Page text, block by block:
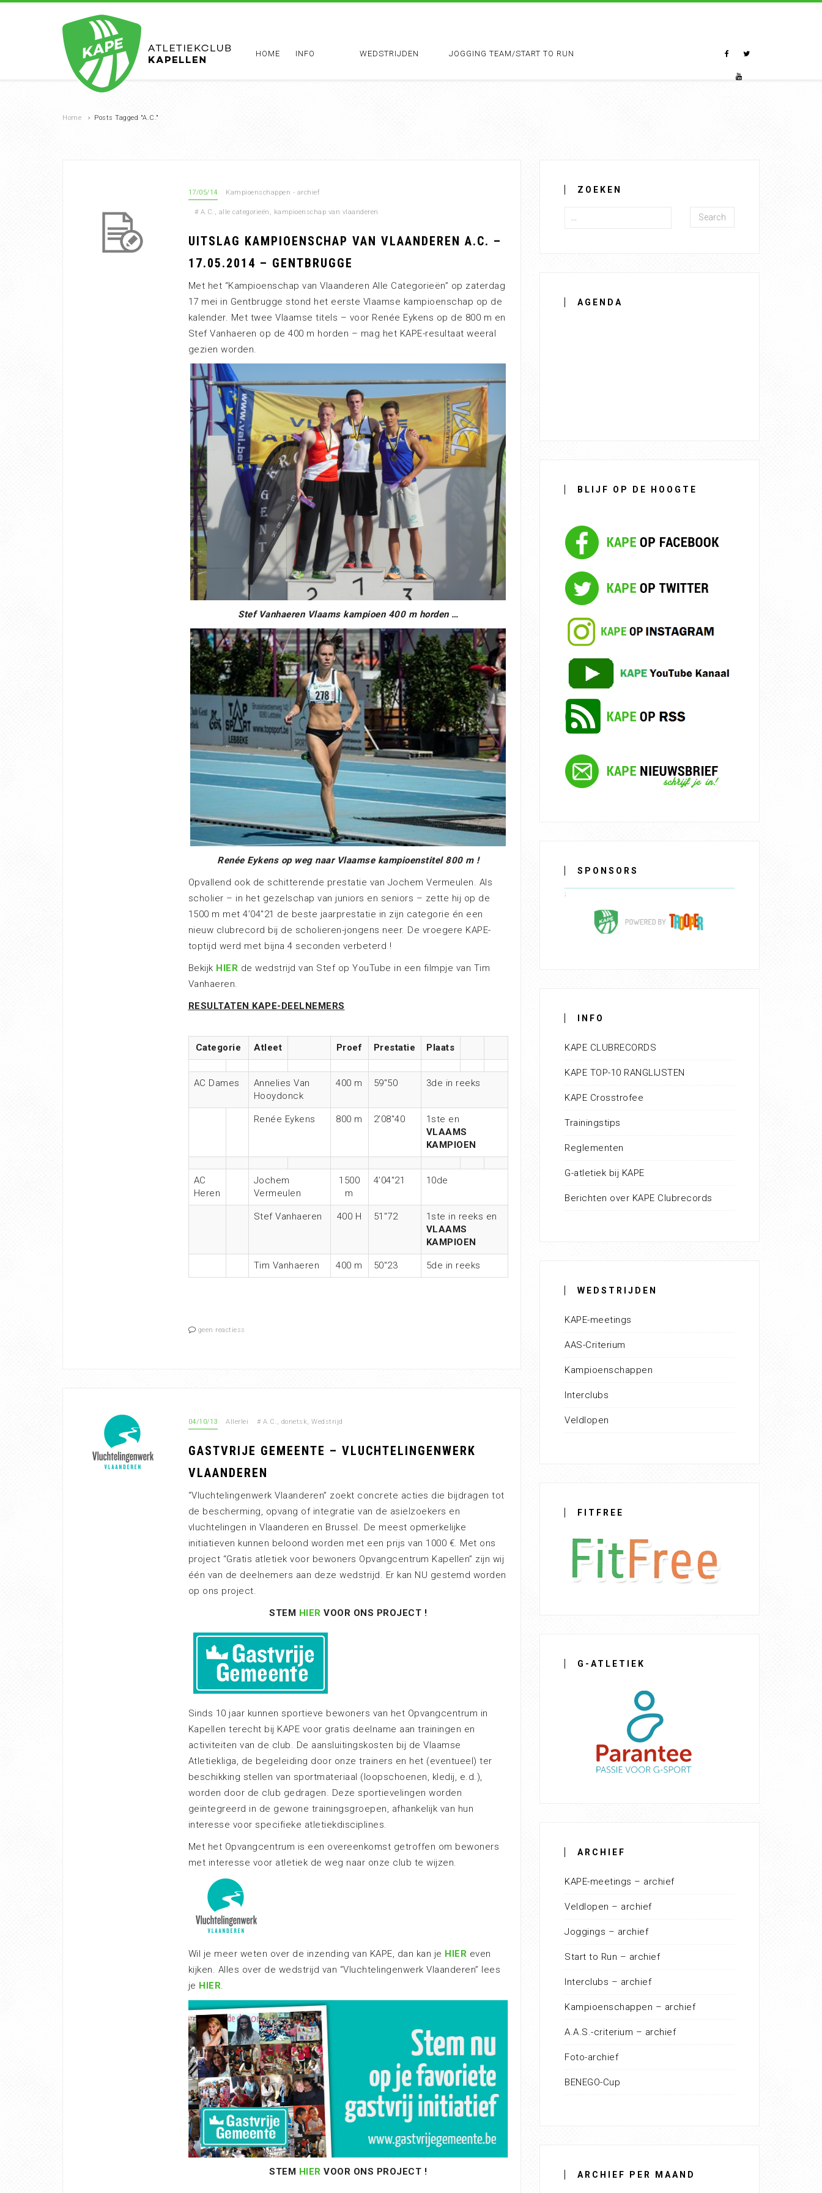
HOME INFO WEDSTRIJDEN JOGGING TEAM/START TO RUN
Home › Posts Tagged "A.C."
17/05/14 Kampioenschappen - archief
# A.C. , alle categorieën , kampioenschap van vlaanderen
UITSLAG KAMPIOENSCHAP VAN VLAANDEREN A.C. –
17.05.2014 – GENTBRUGGE
Met het “Kampioenschap van Vlaanderen Alle Categorieën” op zaterdag
17 mei in Gentbrugge stond het eerste Vlaamse kampioenschap op de
kalender. Met twee Vlaamse titels – voor Renée Eykens op de 800 m en
Stef Vanhaeren op de 400 m horden – mag het KAPE-resultaat weeral
gezien worden.
Stef Vanhaeren Vlaams kampioen 400 m horden …
Renée Eykens op weg naar Vlaamse kampioenstitel 800 m !
Opvallend ook de schitterende prestatie van Jochem Vermeulen. Als
scholier – in het gezelschap van juniors en seniors – zette hij op de
1500 m met 4’04″21 de beste jaarprestatie in zijn categorie én een
nieuw clubrecord bij de scholieren-jongens neer. De vroegere KAPE-
toptijd werd met bijna 4 seconden verbeterd !
Bekijk HIER de wedstrijd van Stef op YouTube in een filmpje van Tim
Vanhaeren.
RESULTATEN KAPE-DEELNEMERS
Categorie Atleet Proef Prestatie Plaats
AC Dames
Annelies Van
Hooydonck
400 m 59″50 3de in reeks
Renée Eykens 800 m 2’08″40
1ste en
VLAAMS
KAMPIOEN
AC
Heren
Jochem
Vermeulen
1500
m
4’04″21 10de
Stef Vanhaeren 400 H 51″72
1ste in reeks en
VLAAMS
KAMPIOEN
Tim Vanhaeren 400 m 50″23 5de in reeks
geen reactiess
04/10/13 Allerlei # A.C. donetsk Wedstrijd
GASTVRIJE GEMEENTE – VLUCHTELINGENWERK
VLAANDEREN
“Vluchtelingenwerk Vlaanderen” zoekt concrete acties die bijdragen tot
de bescherming, opvang of integratie van de asielzoekers en
vluchtelingen in Vlaanderen en Brussel. De meest opmerkelijke
initiatieven kunnen beloond worden met een prijs van 1000 €. Met ons
project “Gratis atletiek voor bewoners Opvangcentrum Kapellen” zijn wij
één van de deelnemers aan deze wedstrijd. Er kan NU gestemd worden
op ons project.
STEM HIER VOOR ONS PROJECT !
Sinds 10 jaar kunnen sportieve bewoners van het Opvangcentrum in
Kapellen terecht bij KAPE voor gratis deelname aan trainingen en
activiteiten van de club. De aansluitingskosten bij de Vlaamse
Atletiekliga, de begeleiding door onze trainers en het (eventueel) ter
beschikking stellen van sportmateriaal (loopschoenen, kledij, e.d.),
worden door de club gedragen. Deze sportievelingen worden
geïntegreerd in de gewone trainingsgroepen, afhankelijk van hun
interesse voor specifieke atletiekdisciplines.
Met het Opvangcentrum is een overeenkomst getroffen om bewoners
met interesse voor atletiek de weg naar onze club te wijzen.
Wil je meer weten over de inzending van KAPE, dan kan je HIER even
kijken. Alles over de wedstrijd van “Vluchtelingenwerk Vlaanderen” lees
je HIER
STEM HIER VOOR ONS PROJECT !
ZOEKEN
Search
AGENDA
BLIJF OP DE HOOGTE
SPONSORS
INFO
KAPE CLUBRECORDS
KAPE TOP-10 RANGLIJSTEN
KAPE Crosstrofee
Trainingstips
Reglementen
G-atletiek bij KAPE
Berichten over KAPE Clubrecords
WEDSTRIJDEN
KAPE-meetings
AAS-Criterium
Kampioenschappen
Interclubs
Veldlopen
FITFREE
G-ATLETIEK
ARCHIEF
KAPE-meetings – archief
Veldlopen – archief
Joggings – archief
Start to Run – archief
Interclubs – archief
Kampioenschappen – archief
A.A.S.-criterium – archief
Foto-archief
BENEGO-Cup
ARCHIEF PER MAAND